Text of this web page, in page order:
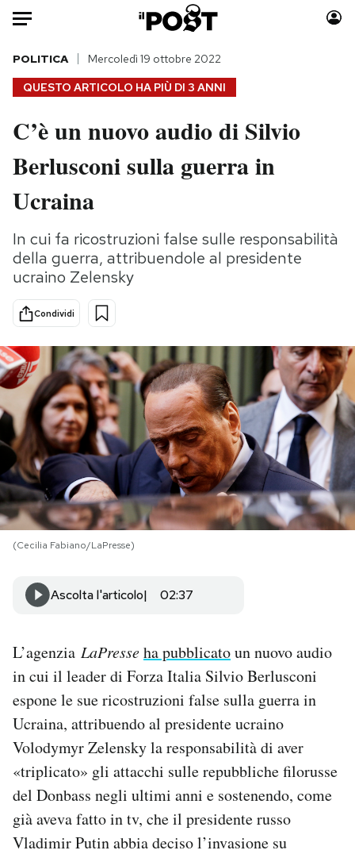
Auto
HOME
Italia
Politica
Tecnologia
Scienza
Cultura
Sport
Moda
Consumismi
Media
Europa
PODCAST
NEWSLETTER
I MIEI PREFERITI
SHOP
CALENDARIO
AREA PERSONALE
Area Personale
Newsletter
Notifiche mobile
Regala il Post
Hai bisogno di aiuto?
QUESTO ARTICOLO HA PIÙ DI 3 ANNI
POLITICA Mercoledì 19 ottobre 2022
C’è un nuovo audio di Silvio
Berlusconi sulla guerra in
Ucraina
In cui fa ricostruzioni false sulle responsabilità
della guerra, attribuendole al presidente
ucraino Zelensky
Condividi
(Cecilia Fabiano/LaPresse)
Ascolta l'articolo 02:37
L’agenzia LaPresseha pubblicatoun nuovo audio
in cui il leader di Forza Italia Silvio Berlusconi
espone le sue ricostruzioni false sulla guerra in
Ucraina, attribuendo al presidente ucraino
Volodymyr Zelensky la responsabilità di aver
«triplicato» gli attacchi sulle repubbliche filorusse
del Donbass negli ultimi anni e sostenendo, come
già aveva fatto in tv, che il presidente russo
Vladimir Putin abbia deciso l’invasione su